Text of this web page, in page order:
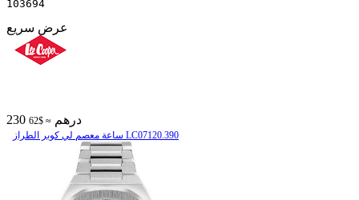
103694
عرض سريع
230 درهم ≈ $62
ساعة معصم لي كوبر الطراز LC07120.390